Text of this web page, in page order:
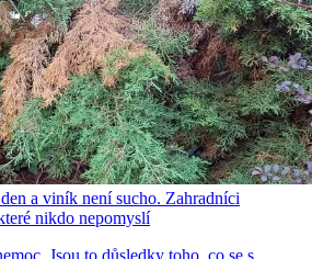
a viník není sucho. Zahradníci
nikdo nepomyslí
Jsou to důsledky toho, co se s